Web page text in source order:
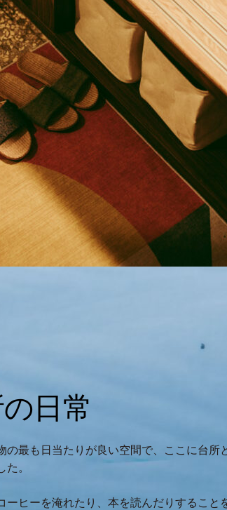
日常
の最も日当たりが良い空間で、ここに台所
。
ーヒーを淹れたり、本を読んだりすること